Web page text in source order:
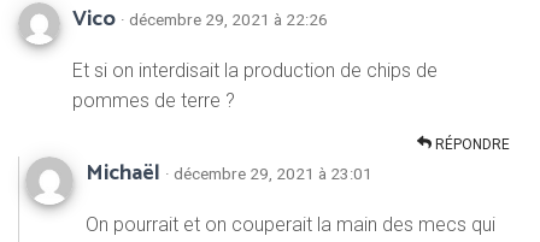
Vico · décembre 29, 2021 à 22:26
Et si on interdisait la production de chips de
pommes de terre ?
RÉPONDRE
Michaël · décembre 29, 2021 à 23:01
On pourrait et on couperait la main des mecs qui